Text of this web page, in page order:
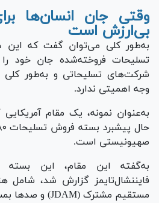
وقتی جان انسان‌ها
بی‌ارزش است
به‌طور کلی می‌توان گفت که این
تسلیحات فروخته‌شده جان خود
شرکت‌های تسلیحاتی و به‌طور
وجه اهمیتی ندارد.
به‌عنوان نمونه، یک مقام
صهیونیستی است.
به‌گفته این مقام، این بسته
فایننشال‌تایمز گزارش شد، شامل
مستقیم مشترک (JDAM) و صد‌ها بمب با قطر کوچک است.